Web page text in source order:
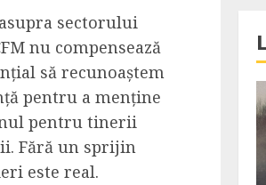
sectorului
nu compensează
să recunoaștem
pentru a menține
pentru tinerii
Fără un sprijin
este real.
read